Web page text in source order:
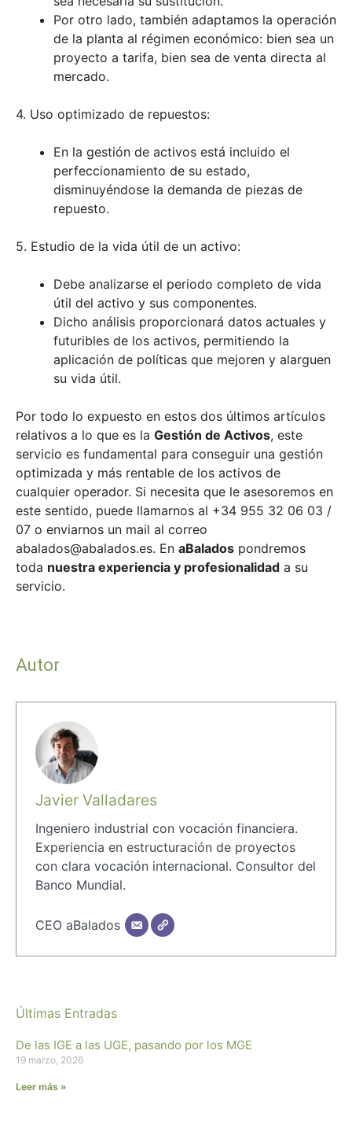
Por otro lado, también adaptamos la operación
de la planta al régimen económico: bien sea un
proyecto a tarifa, bien sea de venta directa al
mercado.
4. Uso optimizado de repuestos:
En la gestión de activos está incluido el
perfeccionamiento de su estado,
disminuyéndose la demanda de piezas de
repuesto.
5. Estudio de la vida útil de un activo:
Debe analizarse el periodo completo de vida
útil del activo y sus componentes.
Dicho análisis proporcionará datos actuales y
futuribles de los activos, permitiendo la
aplicación de políticas que mejoren y alarguen
su vida útil.
Por todo lo expuesto en estos dos últimos artículos
relativos a lo que es la Gestión de Activos, este
servicio es fundamental para conseguir una gestión
optimizada y más rentable de los activos de
cualquier operador. Si necesita que le asesoremos en
este sentido, puede llamarnos al +34 955 32 06 03 /
07 o enviarnos un mail al correo
abalados@abalados.es. En aBalados pondremos
toda nuestra experiencia y profesionalidad a su
servicio.
Autor
Javier Valladares
Ingeniero industrial con vocación financiera.
Experiencia en estructuración de proyectos
con clara vocación internacional. Consultor del
Banco Mundial.
CEO aBalados
Últimas Entradas
De las IGE a las UGE, pasando por los MGE
19 marzo, 2026
Leer más »